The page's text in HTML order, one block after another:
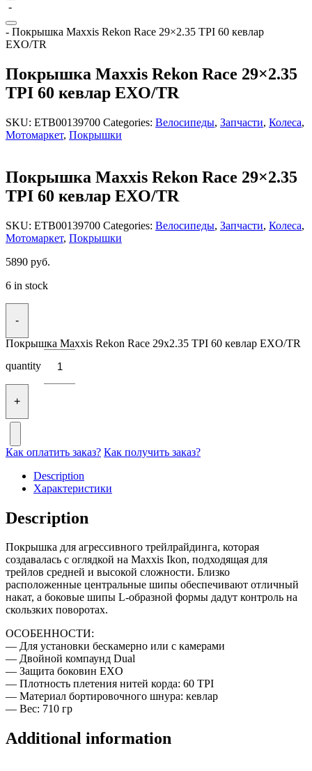
-
- Покрышка Maxxis Rekon Race 29×2.35 TPI 60 кевлар
EXO/TR
Покрышка Maxxis Rekon Race 29×2.35
TPI 60 кевлар EXO/TR
SKU: ETB00139700 Categories: Велосипеды, Запчасти, Колеса,
Мотомаркет, Покрышки
Покрышка Maxxis Rekon Race 29×2.35
TPI 60 кевлар EXO/TR
SKU: ETB00139700 Categories: Велосипеды, Запчасти, Колеса,
Мотомаркет, Покрышки
5890 руб.
6 in stock
-
Покрышка Maxxis Rekon Race 29x2.35 TPI 60 кевлар EXO/TR
quantity
+
Как оплатить заказ? Как получить заказ?
Description
Характеристики
Description
Покрышка для агрессивного трейлрайдинга, которая
создавалась с оглядкой на Maxxis Ikon, подходящая для
трейлов средней и высокой сложности. Близко
расположенные центральные шипы обеспечивают отличный
накат, а боковые шипы L-образной формы дадут контроль на
скользких поворотах.
ОСОБЕННОСТИ:
— Для установки бескамерно или с камерами
— Двойной компаунд Dual
— Защита боковин EXO
— Плотность плетения нитей корда: 60 TPI
— Материал бортировочного шнура: кевлар
— Вес: 710 гр
Additional information